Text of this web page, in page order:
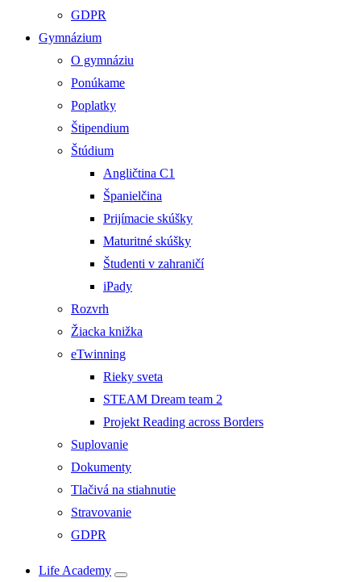
GDPR
Gymnázium
O gymnáziu
Ponúkame
Poplatky
Štipendium
Štúdium
Angličtina C1
Španielčina
Prijímacie skúšky
Maturitné skúšky
Študenti v zahraničí
iPady
Rozvrh
Žiacka knižka
eTwinning
Rieky sveta
STEAM Dream team 2
Projekt Reading across Borders
Suplovanie
Dokumenty
Tlačivá na stiahnutie
Stravovanie
GDPR
Life Academy